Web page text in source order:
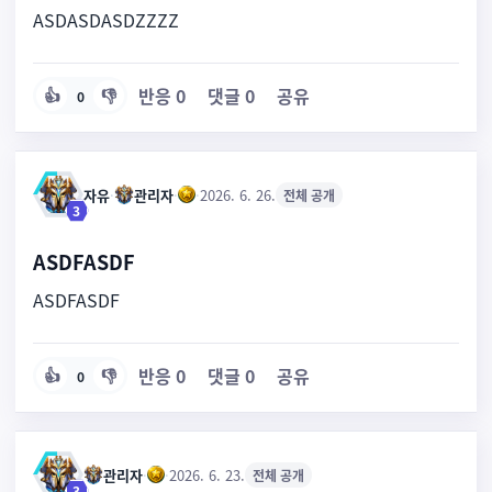
ASDASDASDZZZZ
👍 0 👎 반응 0 댓글 0 공유
3
자유· 관리자· ·2026. 6. 26. 전체 공개
ASDFASDF
ASDFASDF
👍 0 👎 반응 0 댓글 0 공유
관리자· ·2026. 6. 23. 전체 공개